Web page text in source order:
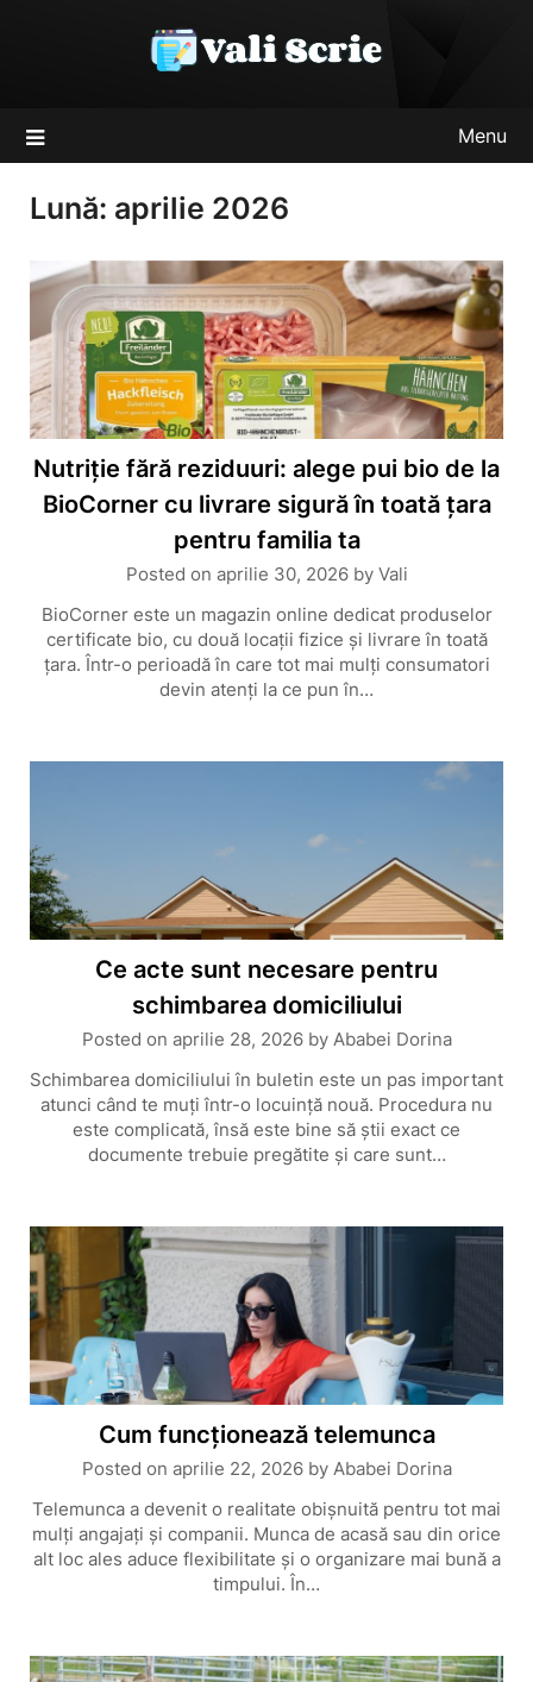
Menu
Lună: aprilie 2026
Nutriție fără reziduuri: alege pui bio de la
BioCorner cu livrare sigură în toată țara
pentru familia ta
Posted on aprilie 30, 2026by Vali
BioCorner este un magazin online dedicat produselor
certificate bio, cu două locații fizice și livrare în toată
țara. Într-o perioadă în care tot mai mulți consumatori
devin atenți la ce pun în…
Ce acte sunt necesare pentru
schimbarea domiciliului
Posted on aprilie 28, 2026by Ababei Dorina
Schimbarea domiciliului în buletin este un pas important
atunci când te muți într-o locuință nouă. Procedura nu
este complicată, însă este bine să știi exact ce
documente trebuie pregătite și care sunt…
Cum funcționează telemunca
Posted on aprilie 22, 2026by Ababei Dorina
Telemunca a devenit o realitate obișnuită pentru tot mai
mulți angajați și companii. Munca de acasă sau din orice
alt loc ales aduce flexibilitate și o organizare mai bună a
timpului. În…